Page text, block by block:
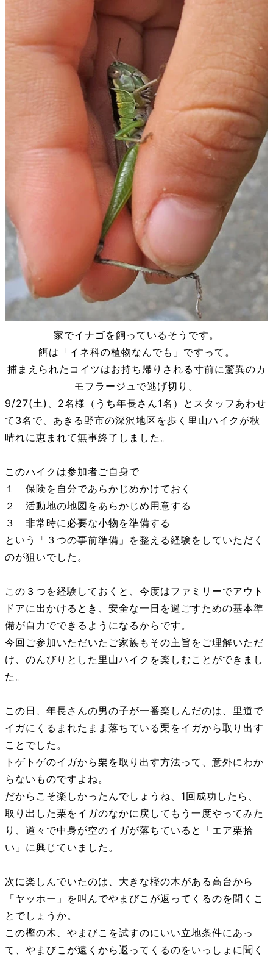
家でイナゴを飼っているそうです。
餌は「イネ科の植物なんでも」ですって。
捕まえられたコイツはお持ち帰りされる寸前に驚異のカ
モフラージュで逃げ切り。
9/27(土)、2名様（うち年長さん1名）とスタッフあわせ
て3名で、あきる野市の深沢地区を歩く里山ハイクが秋
晴れに恵まれて無事終了しました。
このハイクは参加者ご自身で
１ 保険を自分であらかじめかけておく
２ 活動地の地図をあらかじめ用意する
３ 非常時に必要な小物を準備する
という「３つの事前準備」を整える経験をしていただく
のが狙いでした。
この３つを経験しておくと、今度はファミリーでアウト
ドアに出かけるとき、安全な一日を過ごすための基本準
備が自力でできるようになるからです。
今回ご参加いただいたご家族もその主旨をご理解いただ
け、のんびりとした里山ハイクを楽しむことができまし
た。
この日、年長さんの男の子が一番楽しんだのは、里道で
イガにくるまれたまま落ちている栗をイガから取り出す
ことでした。
トゲトゲのイガから栗を取り出す方法って、意外にわか
らないものですよね。
だからこそ楽しかったんでしょうね、1回成功したら、
取り出した栗をイガのなかに戻してもう一度やってみた
り、道々で中身が空のイガが落ちていると「エア栗拾
い」に興じていました。
次に楽しんでいたのは、大きな樫の木がある高台から
「ヤッホー」を叫んでやまびこが返ってくるのを聞くこ
とでしょうか。
この樫の木、やまびこを試すのにいい立地条件にあっ
て、やまびこが遠くから返ってくるのをいっしょに聞く